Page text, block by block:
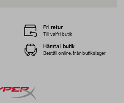
Fri retur
Till valfri butik
Hämta i butik
Beställ online, från butikslager